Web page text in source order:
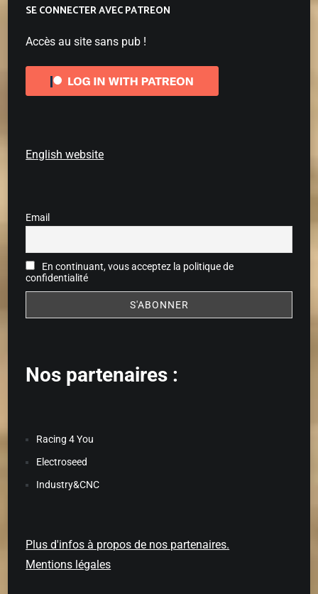
SE CONNECTER AVEC PATREON
Accès au site sans pub !
English website
Email
En continuant, vous acceptez la politique de
confidentialité
Nos partenaires :
Racing 4 You
Electroseed
Industry&CNC
Plus d'infos à propos de nos partenaires.
Mentions légales